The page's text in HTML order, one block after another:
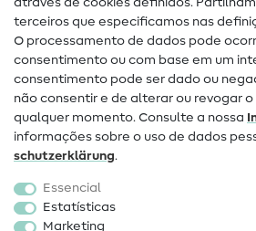
Contacto
Mudança de proprietário
Perguntas frequentes (FAQ)
Direito de cancelamento
Popular
Tecidos
Acessórios de costura
através de cookies definidos.
terceiros que especificamos nas
O processamento de dados pode
consentimento ou com base em um
consentimento pode ser dado ou
não consentir e de alterar ou revogar
qualquer momento. Consulte a nossa
informações sobre o uso de dados
schutz­erklärung.
Essencial
Estatísticas
Marketing